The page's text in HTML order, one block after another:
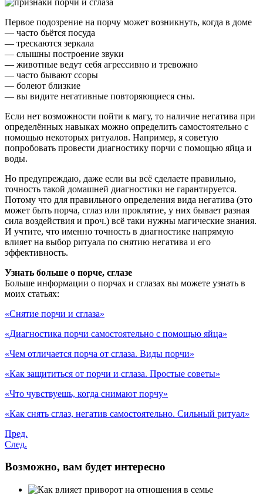
Первое подозрение на порчу может возникнуть, когда в доме
— часто бьётся посуда
— трескаются зеркала
— слышны построение звуки
— животные ведут себя агрессивно и тревожно
— часто бывают ссоры
— болеют близкие
— вы видите негативные повторяющиеся сны.
Если нет возможности пойти к магу, то наличие негатива при
определённых навыках можно определить самостоятельно с
помощью некоторых ритуалов. Например, я советую
попробовать провести диагностику порчи с помощью яйца и
воды.
Но предупреждаю, даже если вы всё сделаете правильно,
точность такой домашней диагностики не гарантируется.
Потому что для правильного определения вида негатива (это
может быть порча, сглаз или проклятие, у них бывает разная
сила воздействия и проч.) всё таки нужны магические знания.
И учтите, что именно точность в диагностике напрямую
влияет на выбор ритуала по снятию негатива и его
эффективность.
Узнать больше о порче, сглазе
Больше информации о порчах и сглазах вы можете узнать в
моих статьях:
«Снятие порчи и сглаза»
«Диагностика порчи самостоятельно с помощью яйца»
«Чем отличается порча от сглаза. Виды порчи»
«Как защититься от порчи и сглаза. Простые советы»
«Что чувствуешь, когда снимают порчу»
«Как снять сглаз, негатив самостоятельно. Сильный ритуал»
Пред.
След.
Возможно, вам будет интересно